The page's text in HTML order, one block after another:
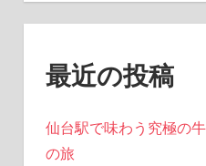
最近の投稿
仙台駅で味わう究極の
の旅